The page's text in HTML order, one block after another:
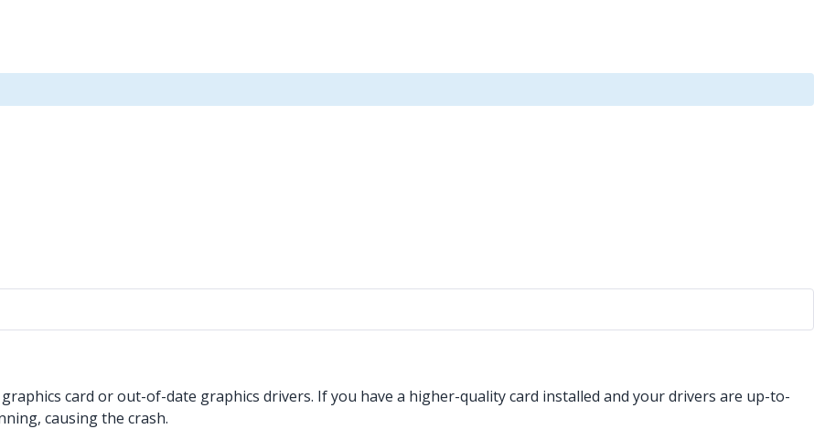
card or out-of-date graphics drivers. If you have a higher-quality card installed and your drivers are up-to-
causing the crash.